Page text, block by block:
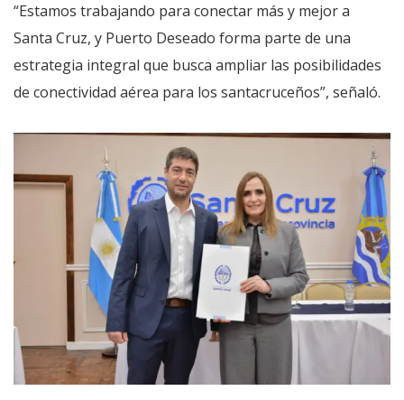
“Estamos trabajando para conectar más y mejor a
Santa Cruz, y Puerto Deseado forma parte de una
estrategia integral que busca ampliar las posibilidades
de conectividad aérea para los santacruceños”, señaló.